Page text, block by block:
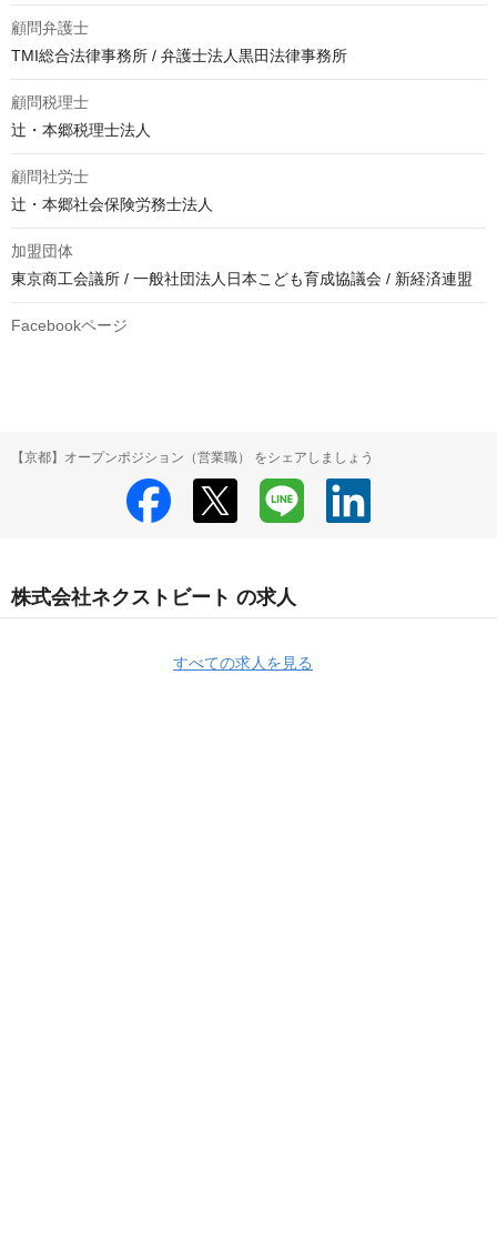
顧問弁護士
TMI総合法律事務所 / 弁護士法人黒田法律事務所
顧問税理士
辻・本郷税理士法人
顧問社労士
辻・本郷社会保険労務士法人
加盟団体
東京商工会議所 / 一般社団法人日本こども育成協議会 / 新経済連盟
Facebookページ
【京都】オープンポジション（営業職） をシェアしましょう
株式会社ネクストビート の求人
すべての求人を見る